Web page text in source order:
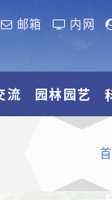
邮箱 内网
流 园林园艺